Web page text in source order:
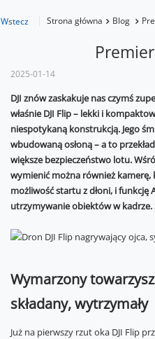
Wstecz Strona główna Blog
2025-01-14
DJI znów zaskakuje nas czymś
właśnie DJI Flip – lekki i
niespotykaną konstrukcją. Jego
wbudowaną osłoną – a to
większe bezpieczeństwo lotu.
wymienić można również kamerę,
możliwość startu z dłoni, i funkcję
utrzymywanie obiektów w kadrze.
Wymarzony
składany, wytrzymały
Już na pierwszy rzut oka DJI Flip